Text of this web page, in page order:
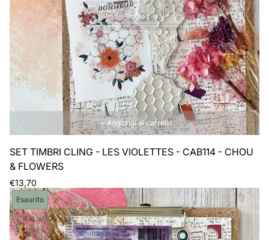
Aggiungi al carrello
SET TIMBRI CLING - LES VIOLETTES - CAB114 - CHOU
& FLOWERS
Prezzo
normale
€13,70
Etichetta
del
prodotto:
Esaurito